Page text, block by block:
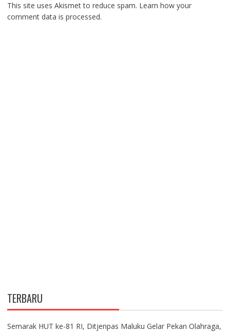
This site uses Akismet to reduce spam. Learn how your
comment data is processed.
TERBARU
Semarak HUT ke-81 RI, Ditjenpas Maluku Gelar Pekan Olahraga,